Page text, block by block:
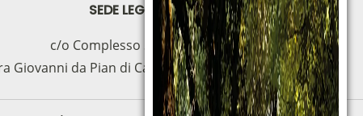
SEDE LEGAL
c/o Complesso S.Manno
Giovanni da Pian di Carpine, 63 - 06127 (PG)